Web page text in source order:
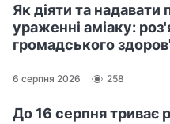
Як діяти та
ураженні аміаку:
громадського
6 серпня 2026 258
До 16 серпня триває